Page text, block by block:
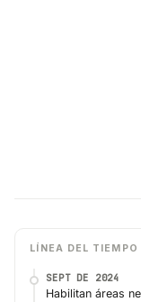
LÍNEA DEL TIEMPO
SEPT DE 2024
Habilitan áreas